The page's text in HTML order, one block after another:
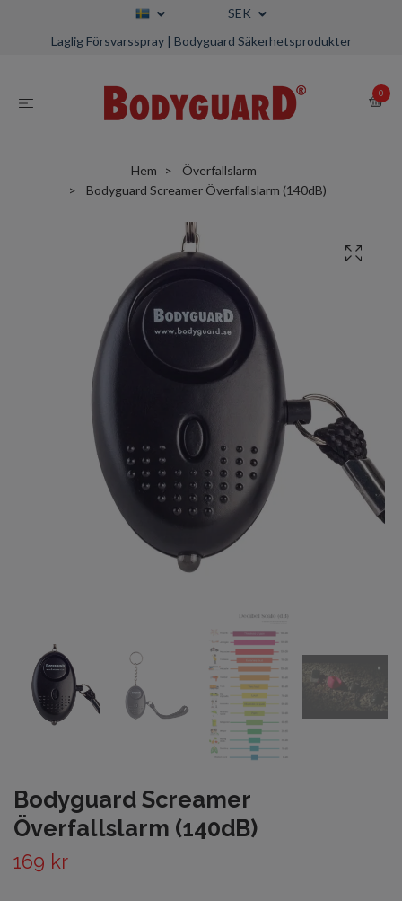
SEK
Laglig Försvarsspray | Bodyguard Säkerhetsprodukter
0
Hem
Överfallslarm
Bodyguard Screamer Överfallslarm (140dB)
Bodyguard Screamer
Överfallslarm (140dB)
169 kr